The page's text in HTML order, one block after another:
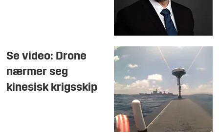
Se video: Drone
nærmer seg
kinesisk krigsskip